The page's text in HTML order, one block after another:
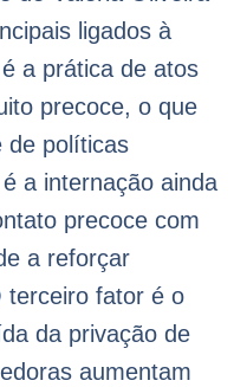
ligados à
a prática de atos
precoce, o que
de políticas
a internação ainda
precoce com
a reforçar
terceiro fator é o
da privação de
aumentam